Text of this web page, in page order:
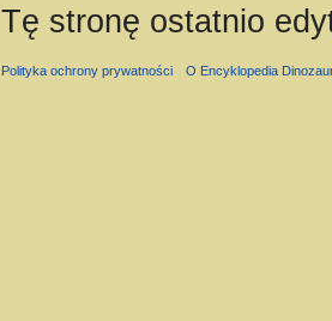
Tę stronę ostatnio
Polityka ochrony prywatności O Encyklopedia